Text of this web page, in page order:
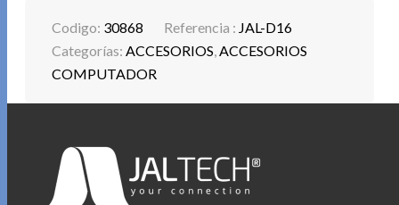
Codigo: 30868 Referencia : JAL-D16
Categorías:ACCESORIOS,ACCESORIOS
COMPUTADOR